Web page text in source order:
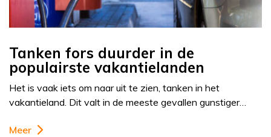
Tanken fors duurder in de
populairste vakantielanden
Het is vaak iets om naar uit te zien, tanken in het
vakantieland. Dit valt in de meeste gevallen gunstiger…
Meer